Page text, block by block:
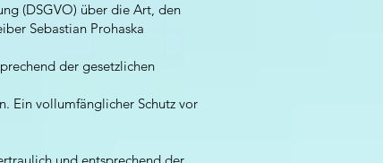
(DSGVO) über die Art, den
Sebastian Prohaska
der gesetzlichen
Ein vollumfänglicher Schutz vor